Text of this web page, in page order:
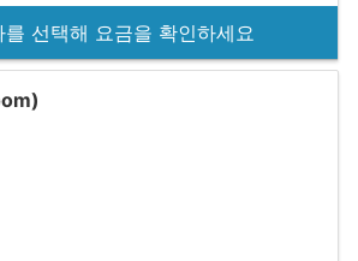
를 선택해 요금을 확인하세요